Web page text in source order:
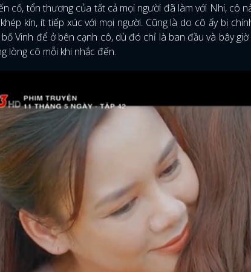
cố, tổn thương của tất cả mọi người đã làm với Nhi, cô
kín, ít tiếp xúc với mọi người. Cũng là do cô ấy bị
Vinh để ở bên cạnh cô, dù đó chỉ là ban đầu và bây
lòng cô mỗi khi nhắc đến.